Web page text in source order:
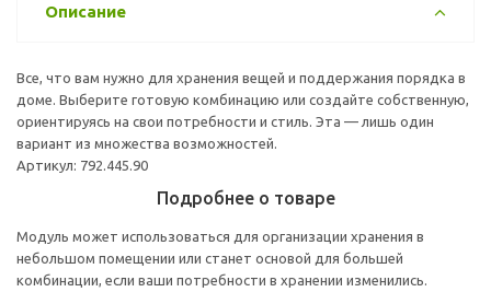
Описание
Все, что вам нужно для хранения вещей и поддержания порядка в
доме. Выберите готовую комбинацию или создайте собственную,
ориентируясь на свои потребности и стиль. Эта — лишь один
вариант из множества возможностей.
Артикул: 792.445.90
Подробнее о товаре
Модуль может использоваться для организации хранения в
небольшом помещении или станет основой для большей
комбинации, если ваши потребности в хранении изменились.